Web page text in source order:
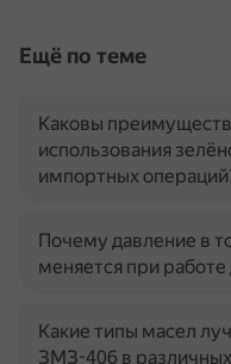
Ещё по теме
Каковы
использования
импортных
Почему давление в
меняется при работе
Какие типы масел
ЗМЗ-406 в